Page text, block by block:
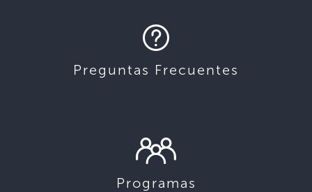
Preguntas Frecuentes
Programas